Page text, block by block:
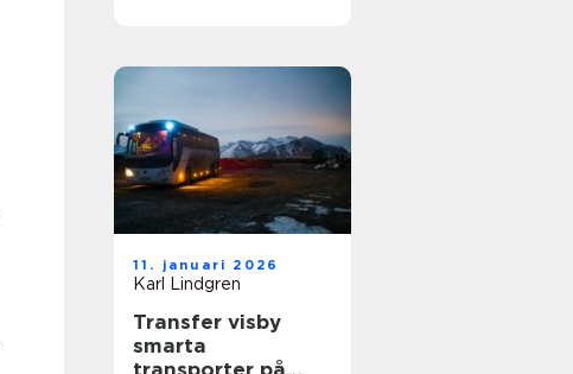
11. januari 2026
Karl Lindgren
Transfer visby
smarta
transporter på